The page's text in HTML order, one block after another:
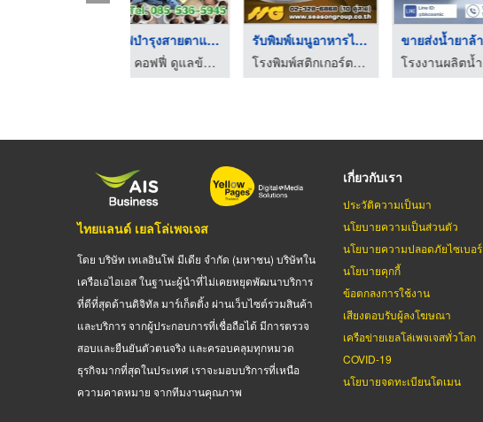
รับพิมพ์เมนูอาหารไม่ ...
โรงพิมพ์สติกเกอร์ตามสั่ง - ซีซันกรุ๊ป
ขายส่งน้ำยาล้างห้องน ...
ไทยแลนด์ เยลโล่เพจเจส
โดย บริษัท เทเลอินโฟ มีเดีย จำกัด (มหาชน) บริษัทใน
เครือเอไอเอส ในฐานะผู้นำที่ไม่เคยหยุดพัฒนาบริการ
ที่ดีที่สุดด้านดิจิทัล มาร์เก็ตติ้ง ผ่านเว็บไซต์รวมสินค้า
และบริการ จากผู้ประกอบการที่เชื่อถือได้ มีการตรวจ
สอบและยืนยันตัวตนจริง และครอบคลุมทุกหมวด
ธุรกิจมากที่สุดในประเทศ เราจะมอบบริการที่เหนือ
ความคาดหมาย จากทีมงานคุณภาพ
เกี่ยวกับเรา
ประวัติความเป็นมา
นโยบายความเป็นส่วนตัว
นโยบายความปลอดภัยไซเบอร์
นโยบายคุกกี้
ข้อตกลงการใช้งาน
เสียงตอบรับผู้ลงโฆษณา
เครือข่ายเยลโล่เพจเจสทั่วโลก
COVID-19
นโยบายจดทะเบียนโดเมน